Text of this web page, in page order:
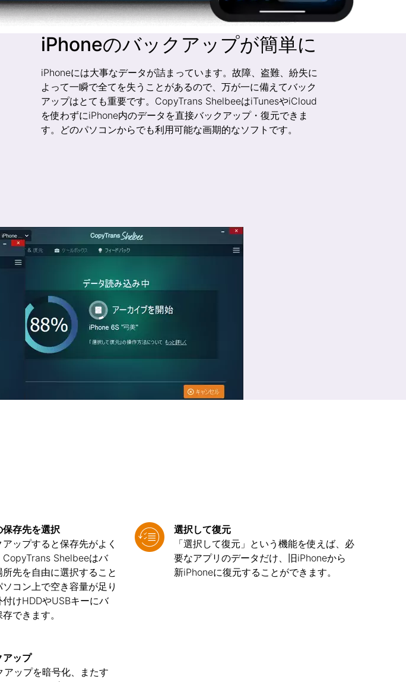
iPhoneのバックアップが簡単に
iPhoneには大事なデータが詰まっています。故障、盗難、紛失に
よって一瞬で全てを失うことがあるので、万が一に備えてバック
アップはとても重要です。CopyTrans ShelbeeはiTunesやiCloud
を使わずにiPhone内のデータを直接バックアップ・復元できま
す。どのパソコンからでも利用可能な画期的なソフトです。
存先を選択
ップすると保存先がよく
CopyTrans Shelbeeはバ
先を自由に選択すること
コン上で空き容量が足り
けHDDやUSBキーにバ
できます。
選択して復元
「選択して復元」という機能を使えば、必
要なアプリのデータだけ、旧iPhoneから
新iPhoneに復元することができます。
アップ
アップを暗号化、またす